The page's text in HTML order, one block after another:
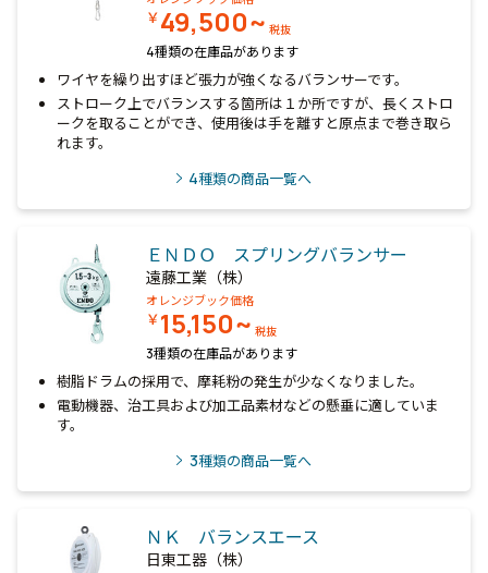
￥49,500~ 税抜
4種類の在庫品があります
ワイヤを繰り出すほど張力が強くなるバランサーです。
ストローク上でバランスする箇所は１か所ですが、長くストロ
ークを取ることができ、使用後は手を離すと原点まで巻き取ら
れます。
4種類の商品一覧へ
ＥＮＤＯ スプリングバランサー
遠藤工業（株）
オレンジブック価格
￥15,150~ 税抜
3種類の在庫品があります
樹脂ドラムの採用で、摩耗粉の発生が少なくなりました。
電動機器、治工具および加工品素材などの懸垂に適していま
す。
3種類の商品一覧へ
ＮＫ バランスエース
日東工器（株）